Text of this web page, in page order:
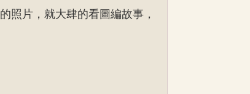
照片，就大肆的看圖編故事，